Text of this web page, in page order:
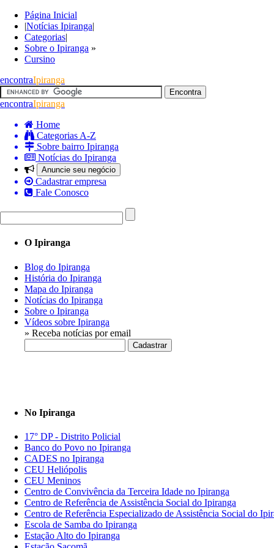
Página Inicial
|Notícias Ipiranga|
Categorias|
Sobre o Ipiranga »
Cursino
encontraIpiranga
encontraIpiranga
Home
Categorias A-Z
Sobre bairro Ipiranga
Notícias do Ipiranga
Anuncie seu negócio
Cadastrar empresa
Fale Conosco
O Ipiranga
Blog do Ipiranga
História do Ipiranga
Mapa do Ipiranga
Notícias do Ipiranga
Sobre o Ipiranga
Vídeos sobre Ipiranga
» Receba notícias por email
No Ipiranga
17° DP - Distrito Policial
Banco do Povo no Ipiranga
CADES no Ipiranga
CEU Heliópolis
CEU Meninos
Centro de Convivência da Terceira Idade no Ipiranga
Centro de Referência de Assistência Social do Ipiranga
Centro de Referência Especializado de Assistência Social do
Escola de Samba do Ipiranga
Estação Alto do Ipiranga